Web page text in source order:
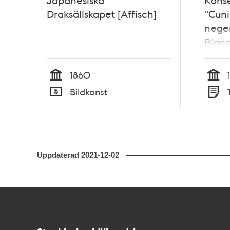
Draksällskapet [Affisch]
Tid
1860
Typ
Bildkonst Tid
Typ
Uppdaterad 2021-12-02